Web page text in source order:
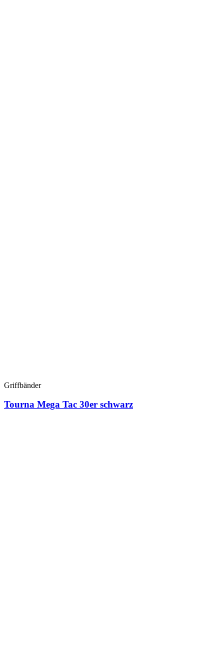
Griffbänder
Tourna Mega Tac 30er schwarz